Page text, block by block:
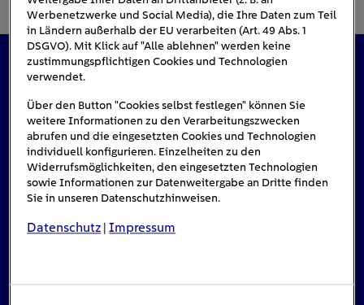
Das könnte Sie auch interessieren
Werbenetzwerke und Social Media), die Ihre Daten zum Teil
in Ländern außerhalb der EU verarbeiten (Art. 49 Abs. 1
DSGVO). Mit Klick auf "Alle ablehnen" werden keine
zustimmungspflichtigen Cookies und Technologien
verwendet.
Über den Button "Cookies selbst festlegen" können Sie
weitere Informationen zu den Verarbeitungszwecken
abrufen und die eingesetzten Cookies und Technologien
individuell konfigurieren. Einzelheiten zu den
Widerrufsmöglichkeiten, den eingesetzten Technologien
sowie Informationen zur Datenweitergabe an Dritte finden
Sie in unseren Datenschutzhinweisen.
Datenschutz |Impressum